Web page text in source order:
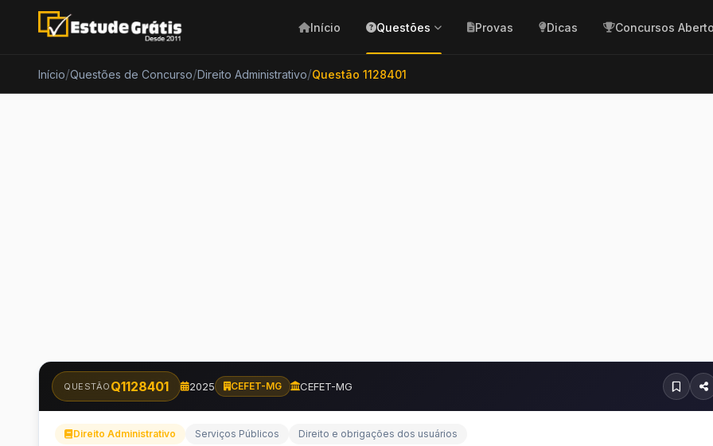
Início Questões Provas Dicas Concursos
Início/Questões de Concurso/Direito Administrativo/Questão 1128401
QUESTÃO Q1128401 2025 CEFET-MG CEFET-MG
Direito Administrativo Serviços Públicos Direito e obrigações dos usuários